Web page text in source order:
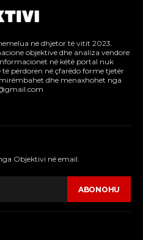
në dhjetor të vitit 2023.
objektive dhe analiza vendore
në këtë portal nuk
përdoren në çfarëdo forme tjetër
dhe menaxhohet nga
Objektivi në email.
ABONOHU